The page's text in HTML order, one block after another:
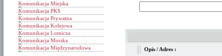
Komunikacja Miejska
Komunikacja PKS
Komunikacja Prywatna
Komunikacja Kolejowa
Komunikacja Lotnicza
Komunikacja Morska
Komunikacja Międzynarodowa
Opis / Adres :